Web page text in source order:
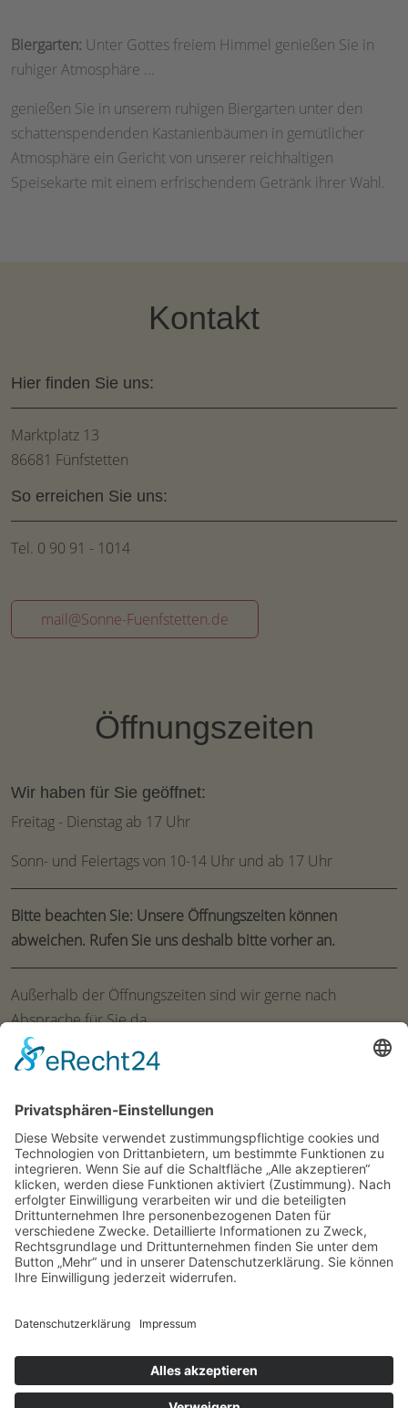
Biergarten: Unter Gottes freiem Himmel genießen Sie in
ruhiger Atmosphäre ...
genießen Sie in unserem ruhigen Biergarten unter den
schattenspendenden Kastanienbäumen in gemütlicher
Atmosphäre ein Gericht von unserer reichhaltigen
Speisekarte mit einem erfrischendem Getränk ihrer Wahl.
Kontakt
Hier finden Sie uns:
Marktplatz 13
86681 Fünfstetten
So erreichen Sie uns:
Tel. 0 90 91 - 1014
mail@Sonne-Fuenfstetten.de
Öffnungszeiten
Wir haben für Sie geöffnet:
Freitag - Dienstag ab 17 Uhr
Sonn- und Feiertags von 10-14 Uhr und ab 17 Uhr
Bitte beachten Sie: Unsere Öffnungszeiten können
abweichen. Rufen Sie uns deshalb bitte vorher an.
Außerhalb der Öffnungszeiten sind wir gerne nach
Absprache für Sie da.
Ruhetage:
Mittwoch und Donnerstag
Zimmer online buchen
Sie haben die Möglichkeit, die Zimmer online zu
» Zimmer online Buchen